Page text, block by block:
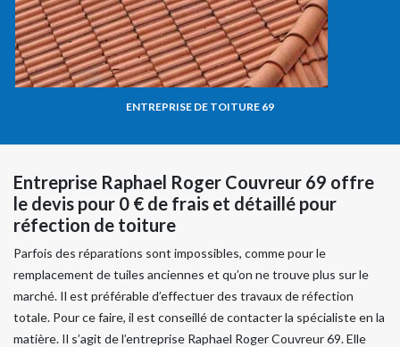
ENTREPRISE DE TOITURE 69
Entreprise Raphael Roger Couvreur 69 offre
le devis pour 0 € de frais et détaillé pour
réfection de toiture
Parfois des réparations sont impossibles, comme pour le
remplacement de tuiles anciennes et qu’on ne trouve plus sur le
marché. Il est préférable d’effectuer des travaux de réfection
totale. Pour ce faire, il est conseillé de contacter la spécialiste en la
matière. Il s’agit de l’entreprise Raphael Roger Couvreur 69. Elle